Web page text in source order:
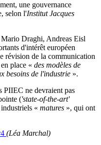
une gouvernance
selon l'Institut Jacques
Draghi, Andreas Eisl
d'intérêt européen
révision de la communication
place « des modèles de
besoins de l'industrie ».
PIIEC ne devraient pas
('state-of-the-art'
« matures », qui ont
(Léa Marchal)